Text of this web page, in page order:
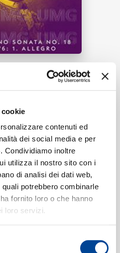
contenuti ed
dei social media e per
Condividiamo inoltre
utilizza il nostro sito con i
di analisi dei dati web,
potrebbero combinarle
fornito loro o che hanno
loro servizi.
No. 18 in D
01:19